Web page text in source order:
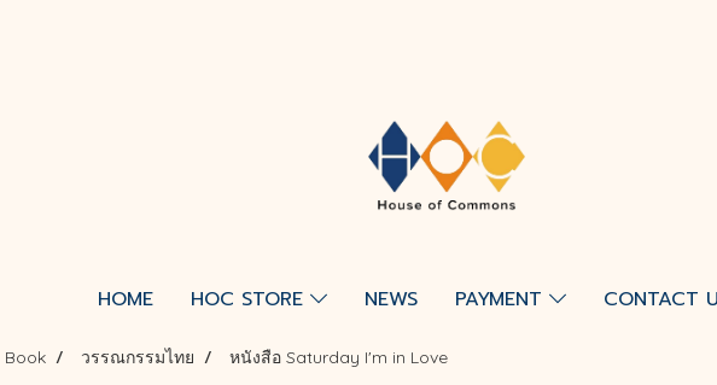
HOME HOC STORE NEWS PAYMENT CONTACT
Book วรรณกรรมไทย หนังสือ Saturday I'm in Love